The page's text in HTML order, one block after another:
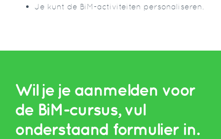
Je kunt de BiM-activiteiten personaliseren.
Wil je je aanmelden voor
de BiM-cursus, vul
onderstaand formulier in.